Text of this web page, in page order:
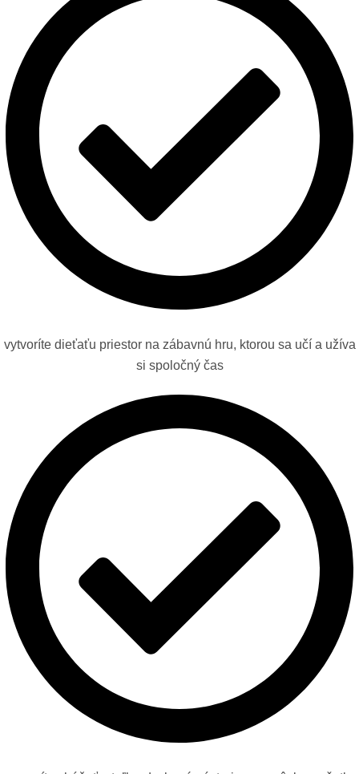
vytvoríte dieťaťu priestor na zábavnú hru, ktorou sa učí a užíva
si spoločný čas